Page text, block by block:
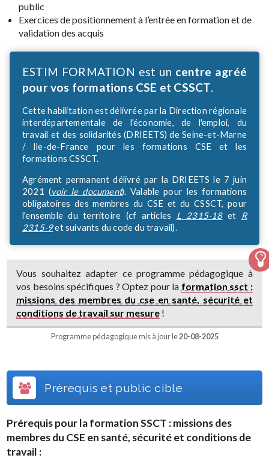
public
Exercices de positionnement à l’entrée en formation et de
validation des acquis
ESTIM FORMATION est un centre agréé
pour vos formations CSE et CSSCT.
Cette habilitation est délivrée par la Direction régionale
interdépartementale de l'économie, de l'emploi, du
travail et des solidarités (DRIEETS) de Seine-et-Marne
/ Ile-de-France pour les formations CSE et les
formations CSSCT.
Agrément permanent délivré par la DRIEETS le 7 juin
2021 (voir le document). Valable pour les formations
obligatoires des membres du CSE et du CSSCT, pour
l'ensemble du territoire (cf articles
L 2315-18et
R
2315-9et suivants du code du travail).
Vous souhaitez adapter ce programme pédagogique à
vos besoins spécifiques ? Optez pour la formation ssct :
missions des membres du cse en santé, sécurité et
conditions de travail sur mesure !
Programme pédagogique mis à jour le20-08-2025
Prérequis et public cible
Prérequis pour la formationSSCT : missions des
membres du CSE en santé, sécurité et conditions de
travail :